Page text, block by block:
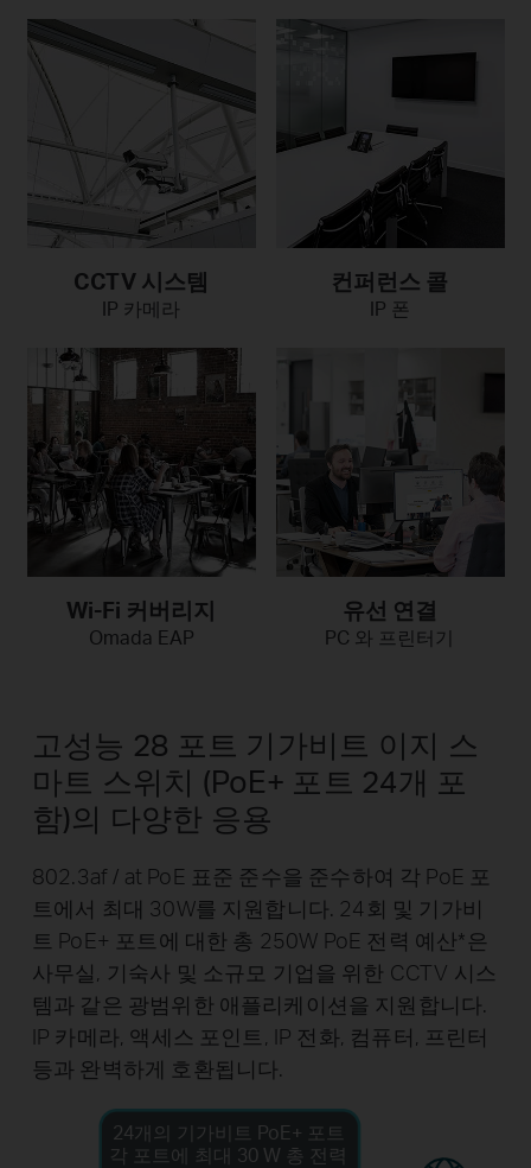
CCTV 시스템
IP 카메라
컨퍼런스 콜
IP 폰
Wi-Fi 커버리지
Omada EAP
유선 연결
PC 와 프린터기
고성능 28 포트 기가비트 이지 스
마트 스위치 (PoE+ 포트 24개 포
함)의 다양한 응용
802.3af / at PoE 표준 준수을 준수하여 각 PoE 포
트에서 최대 30W를 지원합니다. 24회 및 기가비
트 PoE+ 포트에 대한 총 250W PoE 전력 예산*은
사무실, 기숙사 및 소규모 기업을 위한 CCTV 시스
템과 같은 광범위한 애플리케이션을 지원합니다.
IP 카메라, 액세스 포인트, IP 전화, 컴퓨터, 프린터
등과 완벽하게 호환됩니다.
24개의 기가비트 PoE+ 포트
각 포트에 최대 30 W 총 전력